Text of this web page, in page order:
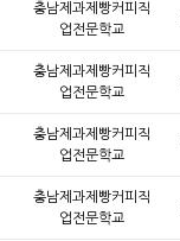
충남제과제빵커피직
업전문학교
충남제과제빵커피직
업전문학교
충남제과제빵커피직
업전문학교
충남제과제빵커피직
업전문학교